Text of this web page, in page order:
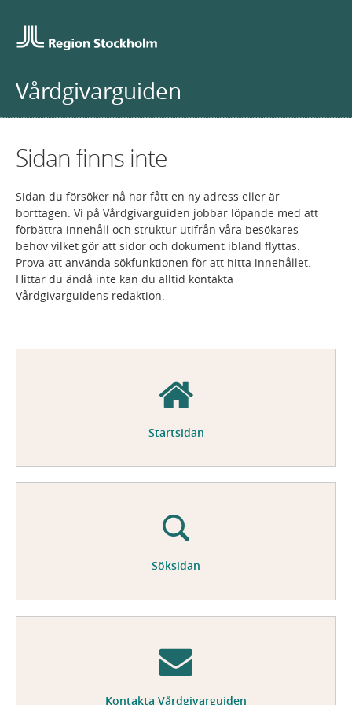
Vårdgivarguiden
Sidan finns inte
Sidan du försöker nå har fått en ny adress eller är
borttagen. Vi på Vårdgivarguiden jobbar löpande med att
förbättra innehåll och struktur utifrån våra besökares
behov vilket gör att sidor och dokument ibland flyttas.
Prova att använda sökfunktionen för att hitta innehållet.
Hittar du ändå inte kan du alltid kontakta
Vårdgivarguidens redaktion.
Startsidan
Söksidan
Kontakta Vårdgivarguiden